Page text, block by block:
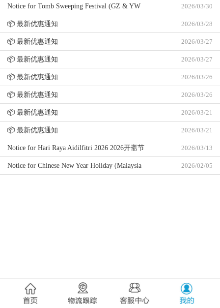
Notice for Tomb Sweeping Festival (GZ & YW
WH) 2026 2026广州及义乌货仓清明节假期通告
2026/03/30
📦 最新优惠通知 2026/03/28
📦 最新优惠通知 2026/03/27
📦 最新优惠通知 2026/03/27
📦 最新优惠通知 2026/03/26
📦 最新优惠通知 2026/03/26
📦 最新优惠通知 2026/03/21
📦 最新优惠通知 2026/03/21
Notice for Hari Raya Aidilfitri 2026 2026开斋节
假期通告
2026/03/13
Notice for Chinese New Year Holiday (Malaysia 2026/02/05